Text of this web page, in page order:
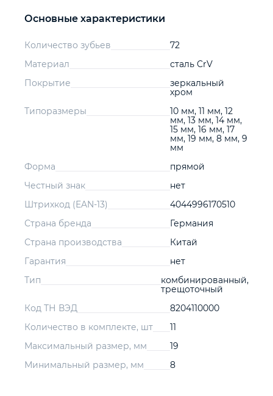
Основные характеристики
Количество зубьев
72
Материал
сталь CrV
Покрытие
зеркальный
хром
Типоразмеры
10 мм, 11 мм, 12
мм, 13 мм, 14 мм,
15 мм, 16 мм, 17
мм, 19 мм, 8 мм, 9
мм
Форма
прямой
Честный знак
нет
Штрихкод (EAN-13)
4044996170510
Страна бренда
Германия
Страна производства
Китай
Гарантия
нет
Тип
комбинированный,
трещоточный
Код ТН ВЭД
8204110000
Количество в комплекте, шт
11
Максимальный размер, мм
19
Минимальный размер, мм
8